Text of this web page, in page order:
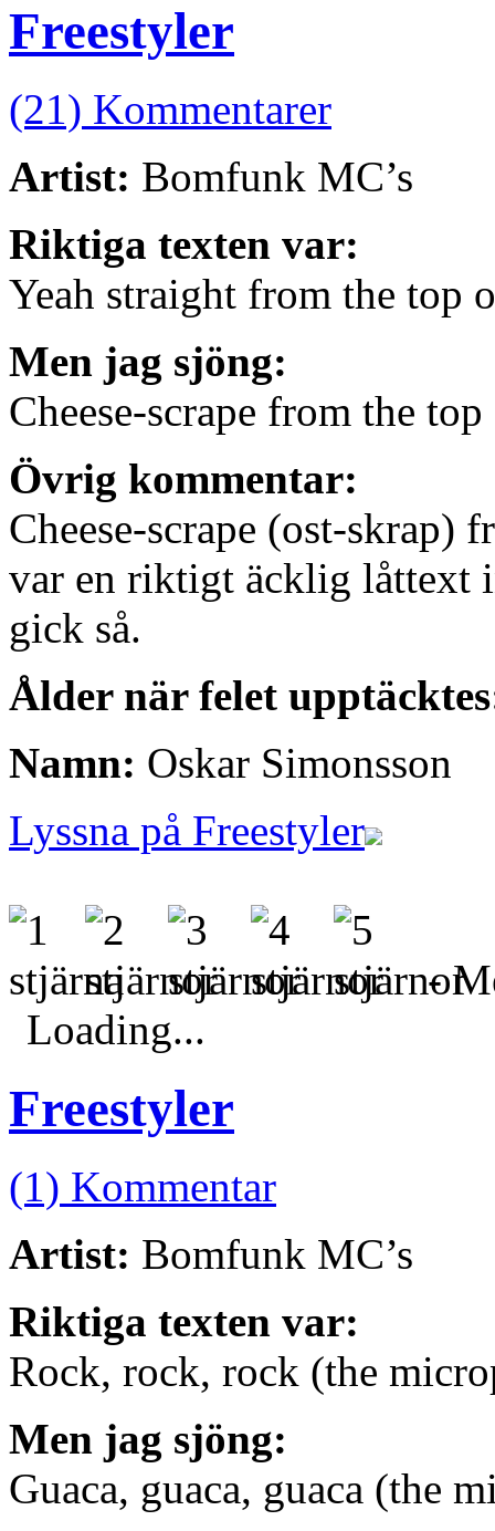
Freestyler
(21) Kommentarer
Artist: Bomfunk MC’s
Riktiga texten var:
Yeah straight from the top
Men jag sjöng:
Cheese-scrape from the
Övrig kommentar:
Cheese-scrape (ost-
var en riktigt äcklig låttext
gick så.
Ålder när felet
Namn: Oskar Simonsson
Lyssna på Freestyler
-
Loading...
Freestyler
(1) Kommentar
Artist: Bomfunk MC’s
Riktiga texten var:
Rock, rock, rock (the
Men jag sjöng:
Guaca, guaca, guaca (the